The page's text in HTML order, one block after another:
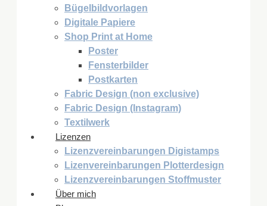
Bügelbildvorlagen
Digitale Papiere
Shop Print at Home
Poster
Fensterbilder
Postkarten
Fabric Design (non exclusive)
Fabric Design (Instagram)
Textilwerk
Lizenzen
Lizenzvereinbarungen Digistamps
Lizenvereinbarungen Plotterdesign
Lizenzvereinbarungen Stoffmuster
Über mich